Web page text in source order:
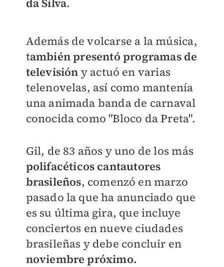
Además de volcarse a la música,
también presentó programas de
televisión y actuó en varias
telenovelas, así como mantenía
una animada banda de carnaval
conocida como "Bloco da Preta".
Gil, de 83 años y uno de los más
polifacéticos cantautores
brasileños, comenzó en marzo
pasado la que ha anunciado que
es su última gira, que incluye
conciertos en nueve ciudades
brasileñas y debe concluir en
noviembre próximo.